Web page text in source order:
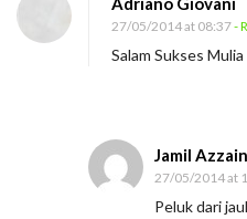
r
(
2
27/05/2014 at 08:37-
Salam Sukses Mulia
Jamil
27/05/2014 at
Peluk dari